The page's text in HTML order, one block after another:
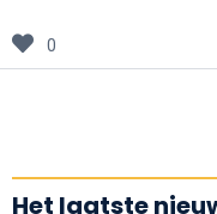
0
Het laatste